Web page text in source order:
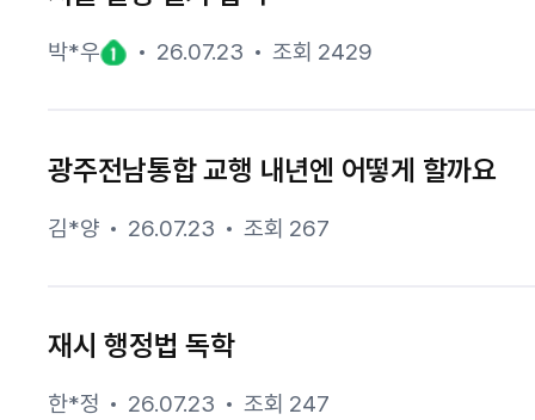
박*우 26.07.23 조회 2429
광주전남통합 교행 내년엔 어떻게 할까요
김*양 26.07.23 조회 267
재시 행정법 독학
한*정 26.07.23 조회 247